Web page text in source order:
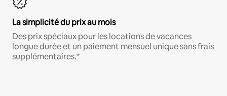
La simplicité du prix au mois
Des prix spéciaux pour les locations de vacances
longue durée et un paiement mensuel unique sans frais
supplémentaires.*